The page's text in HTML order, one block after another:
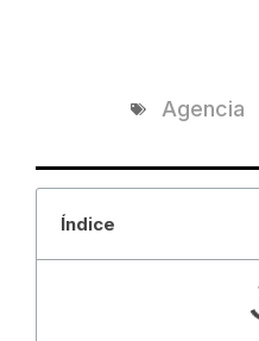
Agencia
Índice